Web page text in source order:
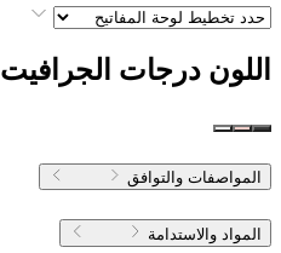
اللون درجات الجرافيت
المواصفات والتوافق
المواد والاستدامة